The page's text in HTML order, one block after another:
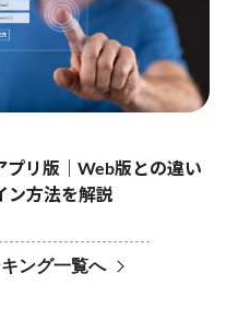
プリ版｜Web版との違い
ン方法を解説
ング一覧へ